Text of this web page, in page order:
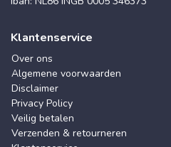
Klantenservice
Over ons
Algemene voorwaarden
Disclaimer
Privacy Policy
Veilig betalen
Verzenden & retourneren